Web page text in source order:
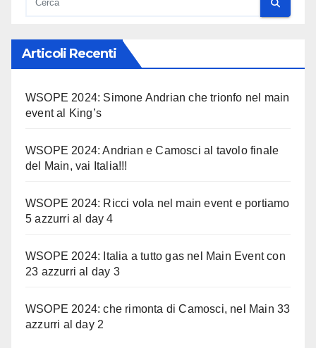
Articoli Recenti
WSOPE 2024: Simone Andrian che trionfo nel main
event al King’s
WSOPE 2024: Andrian e Camosci al tavolo finale
del Main, vai Italia!!!
WSOPE 2024: Ricci vola nel main event e portiamo
5 azzurri al day 4
WSOPE 2024: Italia a tutto gas nel Main Event con
23 azzurri al day 3
WSOPE 2024: che rimonta di Camosci, nel Main 33
azzurri al day 2